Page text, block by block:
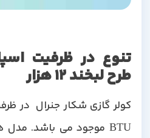
تنوع در ظرفیت
طرح لبخند 12 هزار